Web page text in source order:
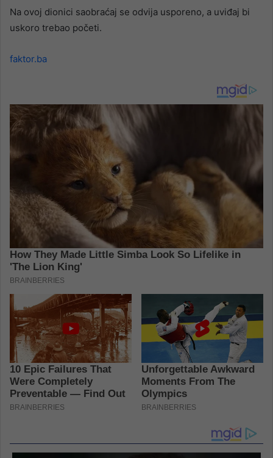
Na ovoj dionici saobraćaj se odvija usporeno, a uviđaj bi
uskoro trebao početi.
faktor.ba